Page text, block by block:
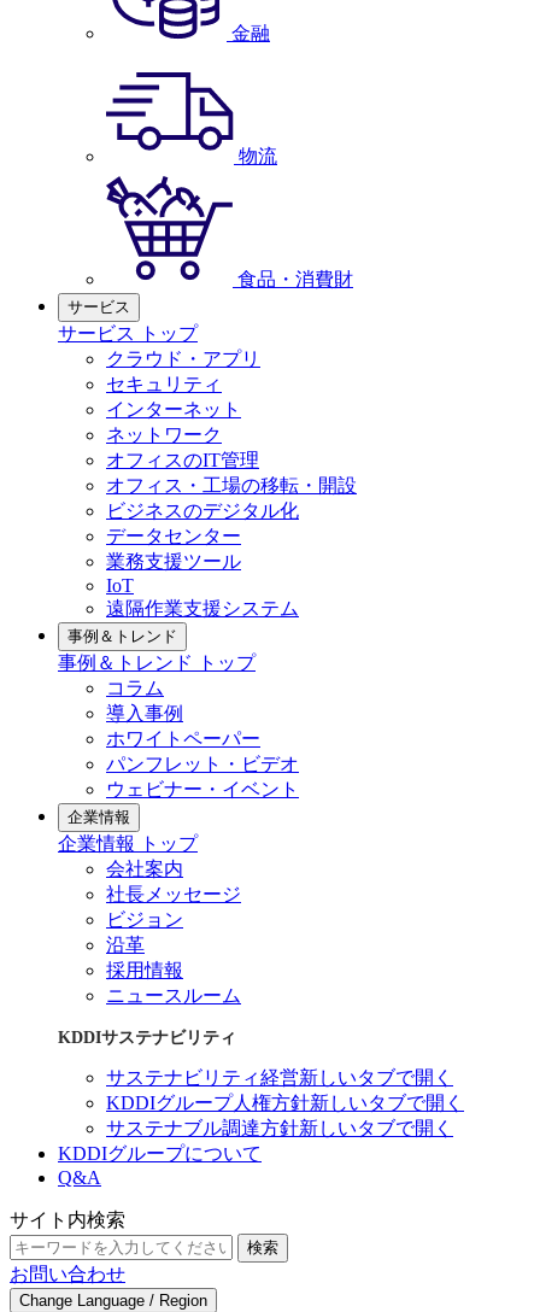
金融
物流
食品・消費財
サービス
サービス トップ
クラウド・アプリ
セキュリティ
インターネット
ネットワーク
オフィスのIT管理
オフィス・工場の移転・開設
ビジネスのデジタル化
データセンター
業務支援ツール
IoT
遠隔作業支援システム
事例＆トレンド
事例＆トレンド トップ
コラム
導入事例
ホワイトペーパー
パンフレット・ビデオ
ウェビナー・イベント
企業情報
企業情報 トップ
会社案内
社長メッセージ
ビジョン
沿革
採用情報
ニュースルーム
KDDIサステナビリティ
サステナビリティ経営新しいタブで開く
KDDIグループ人権方針新しいタブで開く
サステナブル調達方針新しいタブで開く
KDDIグループについて
Q&A
サイト内検索
検索
お問い合わせ
Change Language / Region